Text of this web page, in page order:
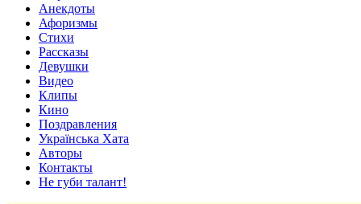
Анекдоты
Афоризмы
Стихи
Рассказы
Девушки
Видео
Клипы
Кино
Поздравления
Українська Хата
Авторы
Контакты
Не губи талант!